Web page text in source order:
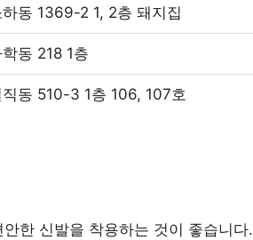
동 1369-2 1, 2층 돼지집
동 218 1층
동 510-3 1층 106, 107호
한 신발을 착용하는 것이 좋습니다.